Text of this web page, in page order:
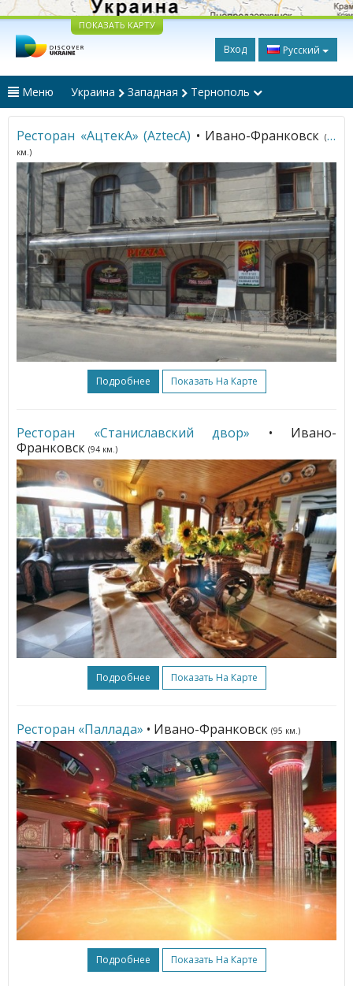
ПОКАЗАТЬ КАРТУ
Вход Русский
Меню Украина Западная Тернополь
Ресторан «АцтекА» (AzteсA) • Ивано-Франковск(95
км.)
Подробнее Показать На Карте
Ресторан «Станиславский двор»
• Ивано-
Франковск (94 км.)
Подробнее Показать На Карте
Ресторан «Паллада» • Ивано-Франковск (95 км.)
Подробнее Показать На Карте